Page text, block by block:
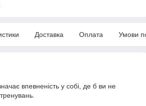
Доставка Оплата Умови
впевненість у собі, де б ви не